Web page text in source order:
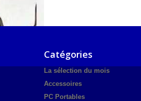
Catégories
La sélection du mois
Accessoires
PC Portables